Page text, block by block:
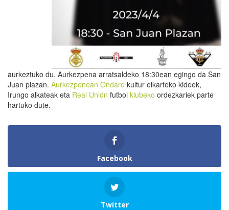
aurkeztuko du. Aurkezpena arratsaldeko 18:30ean egingo da San
Juan plazan. Aurkezpenean Ondare kultur elkarteko kideek,
Irungo alkateak eta Real Unión futbol klubeko ordezkariek parte
hartuko dute.
Facebook
Twitter